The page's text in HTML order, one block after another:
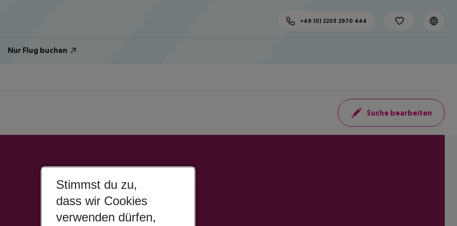
Nur Flug buchen
+49 (0) 2203 2970 444
Suche bearbeiten
Stimmst du zu,
dass wir Cookies
verwenden dürfen,